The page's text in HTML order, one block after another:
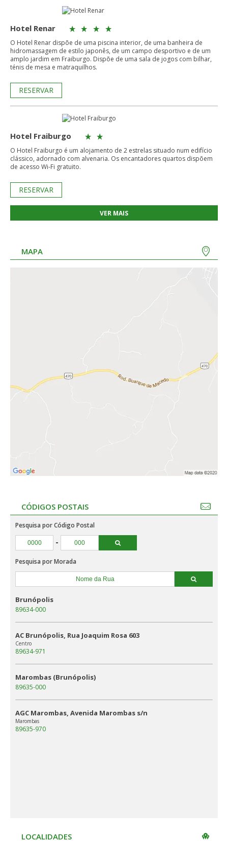
Hotel Renar
O Hotel Renar dispõe de uma piscina interior, de uma banheira de
hidromassagem de estilo japonês, de um campo desportivo e de um
amplo jardim em Fraiburgo. Dispõe de uma sala de jogos com bilhar,
ténis de mesa e matraquilhos.
RESERVAR
Hotel Fraiburgo
O Hotel Fraiburgo é um alojamento de 2 estrelas situado num edifício
clássico, adornado com alvenaria. Os encantadores quartos dispõem
de acesso Wi-Fi gratuito.
RESERVAR
VER MAIS
MAPA
CÓDIGOS POSTAIS
Pesquisa por Código Postal
-
Pesquisa por Morada
Brunópolis
89634-000
AC Brunópolis, Rua Joaquim Rosa 603
Centro
89634-971
Marombas (Brunópolis)
89635-000
AGC Marombas, Avenida Marombas s/n
Marombas
89635-970
LOCALIDADES